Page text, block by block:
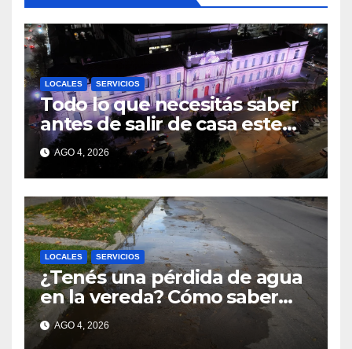
LOCALES SERVICIOS
Todo lo que necesitás saber
antes de salir de casa este
martes 4 de agosto
AGO 4, 2026
LOCALES SERVICIOS
¿Tenés una pérdida de agua
en la vereda? Cómo saber
quién debe pagar la
reparación en Santa Fe
AGO 4, 2026